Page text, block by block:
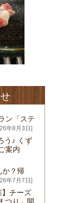
ン「ステ
年8月3日]
う♪ くず
案内
か？帰
年7月7日]
】チーズ